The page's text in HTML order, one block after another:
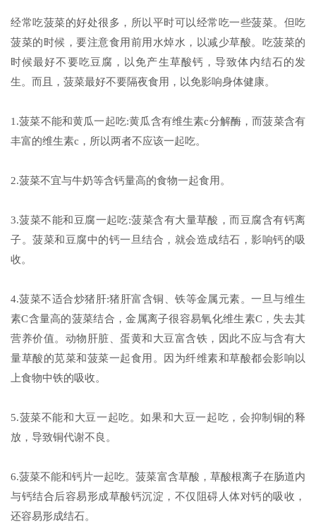
经常吃菠菜的好处很多，所以平时可以经常吃一些菠菜。但吃
菠菜的时候，要注意食用前用水焯水，以减少草酸。吃菠菜的
时候最好不要吃豆腐，以免产生草酸钙，导致体内结石的发
生。而且，菠菜最好不要隔夜食用，以免影响身体健康。
1.菠菜不能和黄瓜一起吃:黄瓜含有维生素c分解酶，而菠菜含有
丰富的维生素c，所以两者不应该一起吃。
2.菠菜不宜与牛奶等含钙量高的食物一起食用。
3.菠菜不能和豆腐一起吃:菠菜含有大量草酸，而豆腐含有钙离
子。菠菜和豆腐中的钙一旦结合，就会造成结石，影响钙的吸
收。
4.菠菜不适合炒猪肝:猪肝富含铜、铁等金属元素。一旦与维生
素C含量高的菠菜结合，金属离子很容易氧化维生素C，失去其
营养价值。动物肝脏、蛋黄和大豆富含铁，因此不应与含有大
量草酸的苋菜和菠菜一起食用。因为纤维素和草酸都会影响以
上食物中铁的吸收。
5.菠菜不能和大豆一起吃。如果和大豆一起吃，会抑制铜的释
放，导致铜代谢不良。
6.菠菜不能和钙片一起吃。菠菜富含草酸，草酸根离子在肠道内
与钙结合后容易形成草酸钙沉淀，不仅阻碍人体对钙的吸收，
还容易形成结石。